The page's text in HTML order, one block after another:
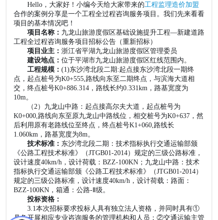
Hello，大家好！小编今天给大家带来的工程监理造价加盟
合作的案例分享是一个工程全过程咨询服务项目。我们先来看看
项目的基本情况吧！
项目名称： 九龙山旅游度假区基础设施提升工程—新建道路
工程全过程咨询服务项目招标公告（重新招标）
项目业主： 浙江省平湖九龙山旅游度假区管理委员
建设地点： 位于平湖市九龙山旅游度假区红线范围内。
工程规模： (1)东沙湾北段二期:起点接东沙湾北段一期终
点，起点桩号为K0+555,路线向东至二期终点，与滨海大道相
交，终点桩号K0+886.314，路线长约0.331km，路基宽度为
10m。
（2） 九龙山中路：起点接高尔夫大道，起点桩号为
K0+000,路线向东至原九龙山中路线位，相交桩号为K0+637，然
后利用原有老路线位至终点，终点桩号K1+060,路线长
1.060km，路基宽度为8m。
技术标准： 东沙湾北段二期：技术指标执行交通运输部颁
《公路工程技术标准》（JTGB01-2014）规定的三级公路标准，
设计速度40km/h，设计荷载：BZZ-100KN；九龙山中路：技术
指标执行交通运输部颁《公路工程技术标准》（JTGB01-2014）
规定的三级公路标准，设计速度40km/h，设计荷载：路面：
BZZ-100KN，箱通：公路-Ⅱ级。
投标资格：
3.1本次招标要求投标人具有独立法人资格，并同时具有①
具备开展相应专业咨询服务的管理机构和人员；②交通运输主管